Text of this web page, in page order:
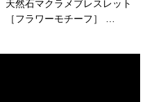
天然石マクラメブレスレット
［フラワーモチーフ］ …